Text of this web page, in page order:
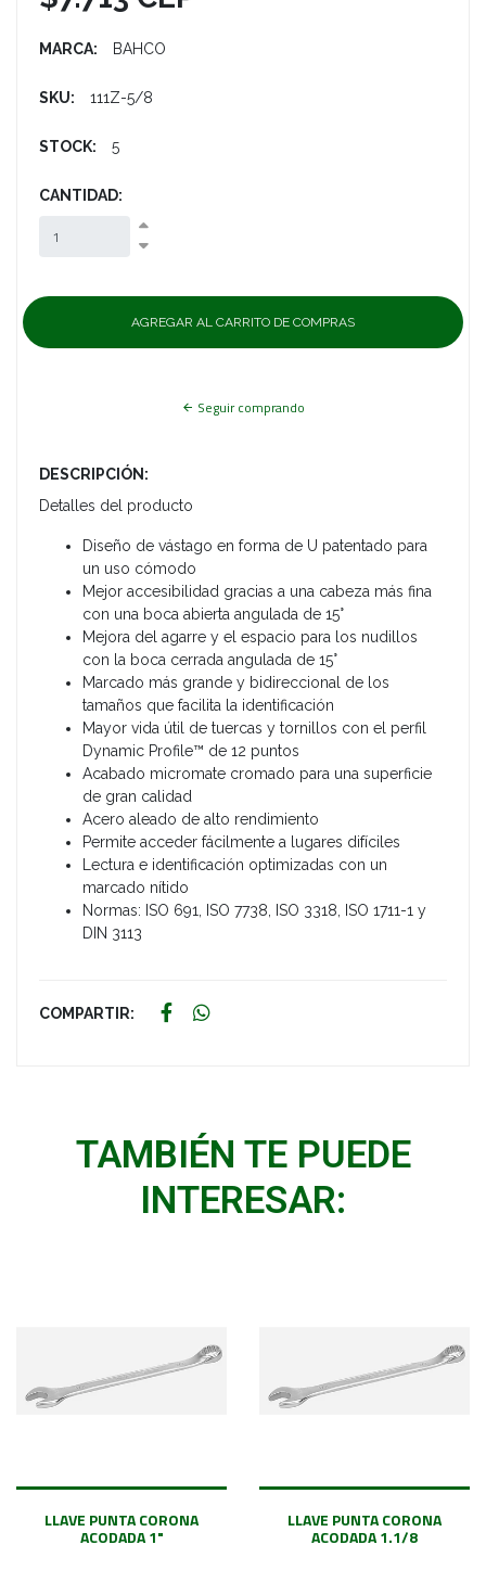
MARCA: BAHCO
SKU: 111Z-5/8
STOCK: 5
CANTIDAD:
Seguir comprando
DESCRIPCIÓN:
Detalles del producto
Diseño de vástago en forma de U patentado para
un uso cómodo
Mejor accesibilidad gracias a una cabeza más fina
con una boca abierta angulada de 15°
Mejora del agarre y el espacio para los nudillos
con la boca cerrada angulada de 15°
Marcado más grande y bidireccional de los
tamaños que facilita la identificación
Mayor vida útil de tuercas y tornillos con el perfil
Dynamic Profile™ de 12 puntos
Acabado micromate cromado para una superficie
de gran calidad
Acero aleado de alto rendimiento
Permite acceder fácilmente a lugares difíciles
Lectura e identificación optimizadas con un
marcado nítido
Normas: ISO 691, ISO 7738, ISO 3318, ISO 1711-1 y
DIN 3113
COMPARTIR:
TAMBIÉN TE PUEDE
INTERESAR:
LLAVE PUNTA CORONA
ACODADA 1"
LLAVE PUNTA CORONA
ACODADA 1.1/8